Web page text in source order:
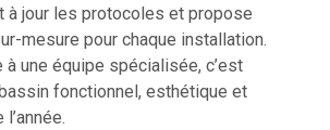
à jour les protocoles et propose
mesure pour chaque installation.
à une équipe spécialisée, c’est
bassin fonctionnel, esthétique et